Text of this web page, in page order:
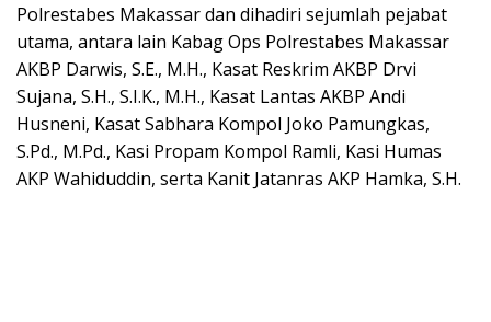
Polrestabes Makassar dan dihadiri sejumlah pejabat
utama, antara lain Kabag Ops Polrestabes Makassar
AKBP Darwis, S.E., M.H., Kasat Reskrim AKBP Drvi
Sujana, S.H., S.I.K., M.H., Kasat Lantas AKBP Andi
Husneni, Kasat Sabhara Kompol Joko Pamungkas,
S.Pd., M.Pd., Kasi Propam Kompol Ramli, Kasi Humas
AKP Wahiduddin, serta Kanit Jatanras AKP Hamka, S.H.